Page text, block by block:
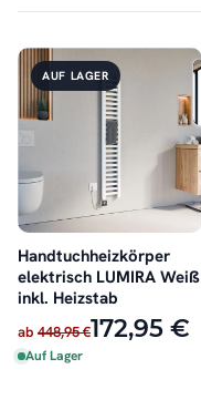
AUF LAGER
Handtuchheizkörper
elektrisch LUMIRA Weiß
inkl. Heizstab
ab 448,95 €172,95 €
Auf Lager